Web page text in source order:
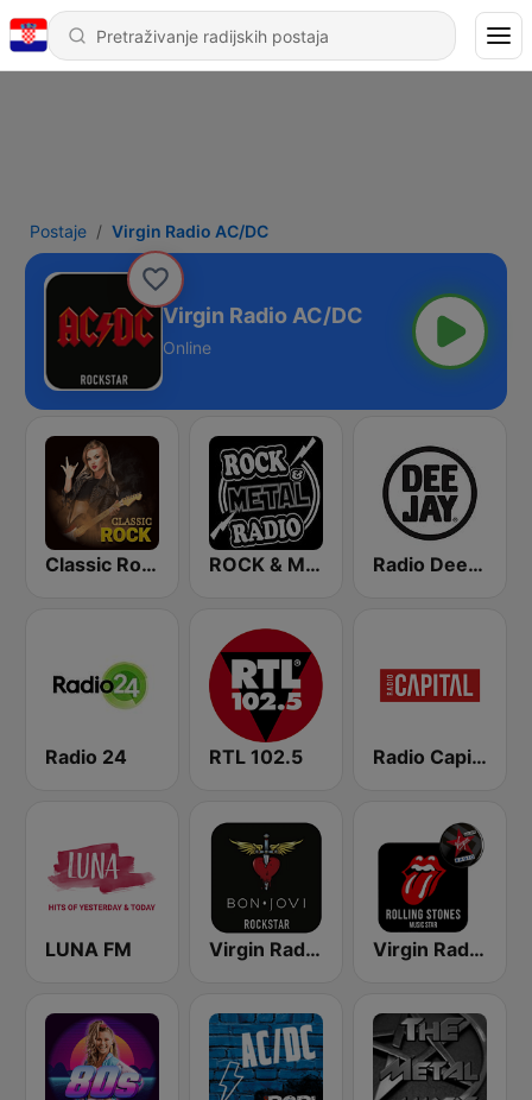
Postaje Virgin Radio AC/DC
Virgin Radio AC/DC
Online
Classic Rock Station ROCK & METAL Radio Deejay
Radio 24 RTL 102.5 Radio Capital
LUNA FM Virgin Radio Bon Jovi Virgin Radio Music Star Rolling Stones